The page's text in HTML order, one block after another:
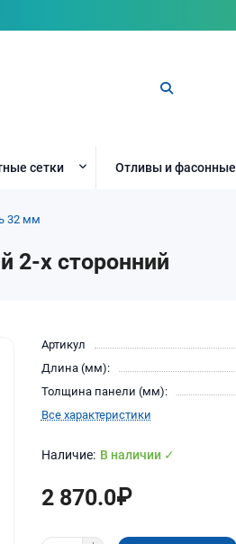
сетки Отливы и фасонные
32 мм
2-х сторонний
Артикул
Длина (мм):
Толщина панели (мм):
Все характеристики
В наличии ✓
2 870.0₽